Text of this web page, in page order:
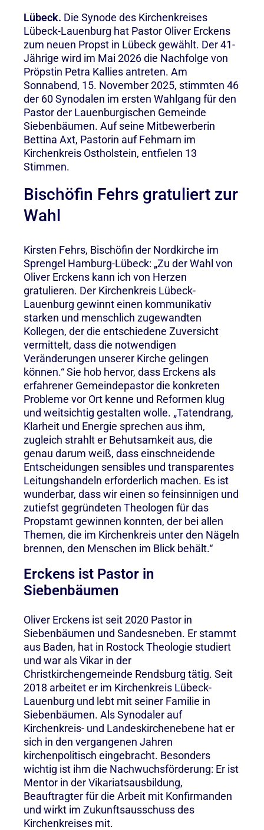
Lübeck. Die Synode des Kirchenkreises
Lübeck-Lauenburg hat Pastor Oliver Erckens
zum neuen Propst in Lübeck gewählt. Der 41-
Jährige wird im Mai 2026 die Nachfolge von
Pröpstin Petra Kallies antreten. Am
Sonnabend, 15. November 2025, stimmten 46
der 60 Synodalen im ersten Wahlgang für den
Pastor der Lauenburgischen Gemeinde
Siebenbäumen. Auf seine Mitbewerberin
Bettina Axt, Pastorin auf Fehmarn im
Kirchenkreis Ostholstein, entfielen 13
Stimmen.
Bischöfin Fehrs gratuliert zur
Wahl
Kirsten Fehrs, Bischöfin der Nordkirche im
Sprengel Hamburg-Lübeck: „Zu der Wahl von
Oliver Erckens kann ich von Herzen
gratulieren. Der Kirchenkreis Lübeck-
Lauenburg gewinnt einen kommunikativ
starken und menschlich zugewandten
Kollegen, der die entschiedene Zuversicht
vermittelt, dass die notwendigen
Veränderungen unserer Kirche gelingen
können.“ Sie hob hervor, dass Erckens als
erfahrener Gemeindepastor die konkreten
Probleme vor Ort kenne und Reformen klug
und weitsichtig gestalten wolle. „Tatendrang,
Klarheit und Energie sprechen aus ihm,
zugleich strahlt er Behutsamkeit aus, die
genau darum weiß, dass einschneidende
Entscheidungen sensibles und transparentes
Leitungshandeln erforderlich machen. Es ist
wunderbar, dass wir einen so feinsinnigen und
zutiefst gegründeten Theologen für das
Propstamt gewinnen konnten, der bei allen
Themen, die im Kirchenkreis unter den Nägeln
brennen, den Menschen im Blick behält.“
Erckens ist Pastor in
Siebenbäumen
Oliver Erckens ist seit 2020 Pastor in
Siebenbäumen und Sandesneben. Er stammt
aus Baden, hat in Rostock Theologie studiert
und war als Vikar in der
Christkirchengemeinde Rendsburg tätig. Seit
2018 arbeitet er im Kirchenkreis Lübeck-
Lauenburg und lebt mit seiner Familie in
Siebenbäumen. Als Synodaler auf
Kirchenkreis- und Landeskirchenebene hat er
sich in den vergangenen Jahren
kirchenpolitisch eingebracht. Besonders
wichtig ist ihm die Nachwuchsförderung: Er ist
Mentor in der Vikariatsausbildung,
Beauftragter für die Arbeit mit Konfirmanden
und wirkt im Zukunftsausschuss des
Kirchenkreises mit.